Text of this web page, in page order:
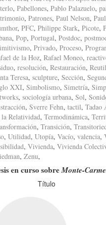
, Pabellones, Pablo Palazuelo,
, Patrones, Paul Nelson,
, PFC, Philippe Stark, Picote,
, Pop, Portugal, Postdoc,
, Privado, Proceso,
de la Hoz, Rafael Moneo,
, resolución, Restauración,
Teresa, sculpture, Sección,
XXI, Simbolismo, Simetría,
, sociología urbana, Sol,
, Sverre Fehn, tactil, Tadao
la Relatividad, Termodinámica,
, Transición,
, Utilidad, Utopía, Vacío, valencia,
, Vivienda, Vivienda
, Zenu,
en curso sobreMonte-
Título